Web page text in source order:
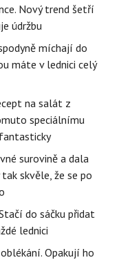
Nový trend šetří
údržbu
míchají do
máte v lednici celý
na salát z
speciálnímu
surovině a dala
skvěle, že se po
do sáčku přidat
lednici
Opakují ho